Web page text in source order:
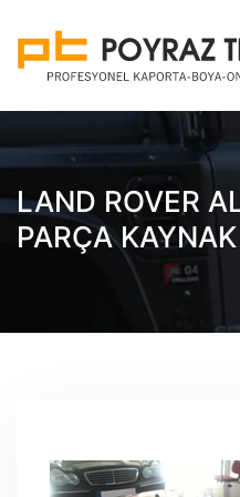
content
LAND ROVER
PARÇA